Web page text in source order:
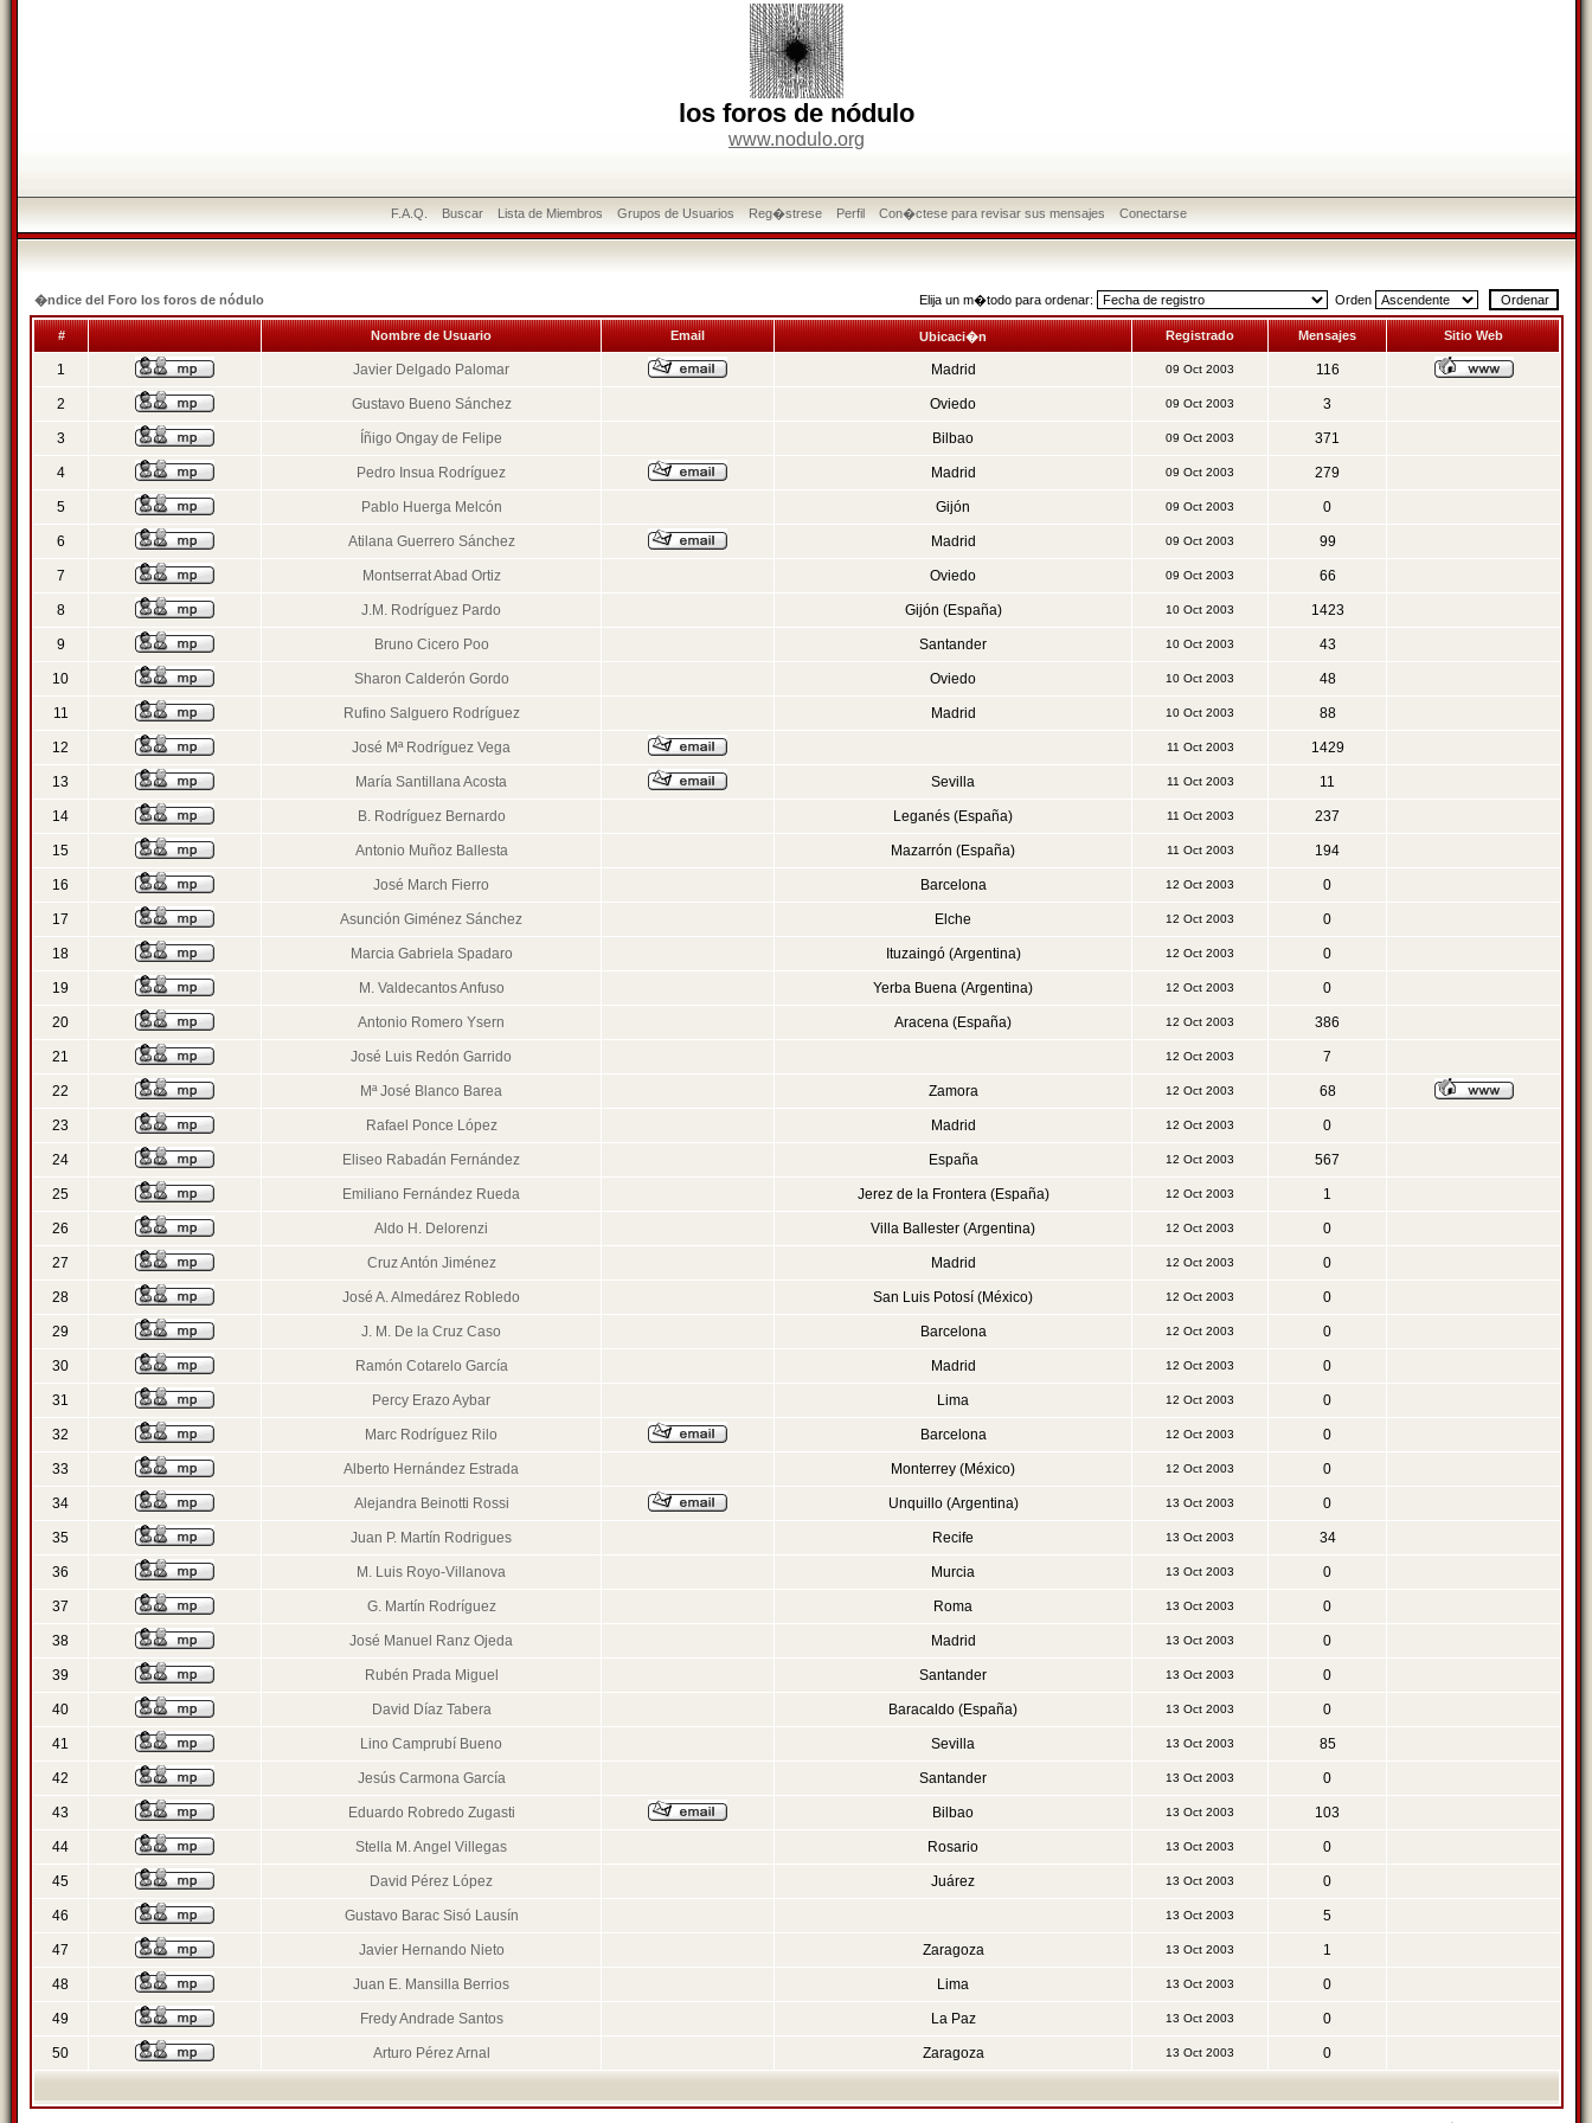
los foros de nódulo
www.nodulo.org
F.A.Q. Buscar Lista de Miembros Grupos de Usuarios Reg�strese Perfil Con�ctese para revisar sus mensajes Conectarse
�ndice del Foro los foros de nódulo Elija un m�todo para ordenar: Orden
# Nombre de Usuario Email Ubicaci�n Registrado Mensajes Sitio Web
1 Javier Delgado Palomar Madrid 09 Oct 2003 116
2 Gustavo Bueno Sánchez Oviedo 09 Oct 2003 3
3 Íñigo Ongay de Felipe Bilbao 09 Oct 2003 371
4 Pedro Insua Rodríguez Madrid 09 Oct 2003 279
5 Pablo Huerga Melcón Gijón 09 Oct 2003 0
6 Atilana Guerrero Sánchez Madrid 09 Oct 2003 99
7 Montserrat Abad Ortiz Oviedo 09 Oct 2003 66
8 J.M. Rodríguez Pardo Gijón (España) 10 Oct 2003 1423
9 Bruno Cicero Poo Santander 10 Oct 2003 43
10 Sharon Calderón Gordo Oviedo 10 Oct 2003 48
11 Rufino Salguero Rodríguez Madrid 10 Oct 2003 88
12 José Mª Rodríguez Vega 11 Oct 2003 1429
13 María Santillana Acosta Sevilla 11 Oct 2003 11
14 B. Rodríguez Bernardo Leganés (España) 11 Oct 2003 237
15 Antonio Muñoz Ballesta Mazarrón (España) 11 Oct 2003 194
16 José March Fierro Barcelona 12 Oct 2003 0
17 Asunción Giménez Sánchez Elche 12 Oct 2003 0
18 Marcia Gabriela Spadaro Ituzaingó (Argentina) 12 Oct 2003 0
19 M. Valdecantos Anfuso Yerba Buena (Argentina) 12 Oct 2003 0
20 Antonio Romero Ysern Aracena (España) 12 Oct 2003 386
21 José Luis Redón Garrido 12 Oct 2003 7
22 Mª José Blanco Barea Zamora 12 Oct 2003 68
23 Rafael Ponce López Madrid 12 Oct 2003 0
24 Eliseo Rabadán Fernández España 12 Oct 2003 567
25 Emiliano Fernández Rueda Jerez de la Frontera (España) 12 Oct 2003 1
26 Aldo H. Delorenzi Villa Ballester (Argentina) 12 Oct 2003 0
27 Cruz Antón Jiménez Madrid 12 Oct 2003 0
28 José A. Almedárez Robledo San Luis Potosí (México) 12 Oct 2003 0
29 J. M. De la Cruz Caso Barcelona 12 Oct 2003 0
30 Ramón Cotarelo García Madrid 12 Oct 2003 0
31 Percy Erazo Aybar Lima 12 Oct 2003 0
32 Marc Rodríguez Rilo Barcelona 12 Oct 2003 0
33 Alberto Hernández Estrada Monterrey (México) 12 Oct 2003 0
34 Alejandra Beinotti Rossi Unquillo (Argentina) 13 Oct 2003 0
35 Juan P. Martín Rodrigues Recife 13 Oct 2003 34
36 M. Luis Royo-Villanova Murcia 13 Oct 2003 0
37 G. Martín Rodríguez Roma 13 Oct 2003 0
38 José Manuel Ranz Ojeda Madrid 13 Oct 2003 0
39 Rubén Prada Miguel Santander 13 Oct 2003 0
40 David Díaz Tabera Baracaldo (España) 13 Oct 2003 0
41 Lino Camprubí Bueno Sevilla 13 Oct 2003 85
42 Jesús Carmona García Santander 13 Oct 2003 0
43 Eduardo Robredo Zugasti Bilbao 13 Oct 2003 103
44 Stella M. Angel Villegas Rosario 13 Oct 2003 0
45 David Pérez López Juárez 13 Oct 2003 0
46 Gustavo Barac Sisó Lausín 13 Oct 2003 5
47 Javier Hernando Nieto Zaragoza 13 Oct 2003 1
48 Juan E. Mansilla Berrios Lima 13 Oct 2003 0
49 Fredy Andrade Santos La Paz 13 Oct 2003 0
50 Arturo Pérez Arnal Zaragoza 13 Oct 2003 0